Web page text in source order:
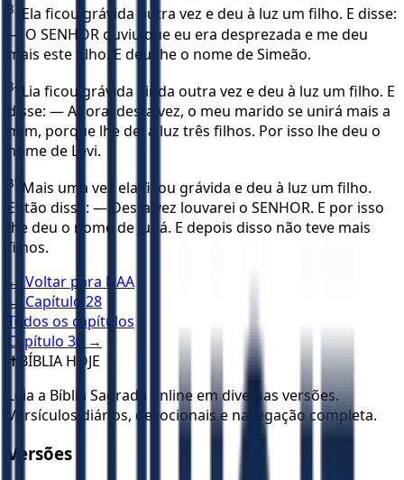
33 Ela ficou grávida outra vez e deu à luz um filho. E disse:
— O SENHOR ouviu que eu era desprezada e me deu
mais este filho. E deu-lhe o nome de Simeão.
34 Lia ficou grávida ainda outra vez e deu à luz um filho. E
disse: — Agora, desta vez, o meu marido se unirá mais a
mim, porque lhe dei à luz três filhos. Por isso lhe deu o
nome de Levi.
35 Mais uma vez ela ficou grávida e deu à luz um filho.
Então disse: — Desta vez louvarei o SENHOR. E por isso
lhe deu o nome de Judá. E depois disso não teve mais
filhos.
← Voltar para NAA
← Capítulo 28
Todos os capítulos
Capítulo 30
→
✝️ BÍBLIA HOJE
Leia a Bíblia Sagrada online em diversas versões.
Versículos diários, devocionais e navegação completa.
Versões